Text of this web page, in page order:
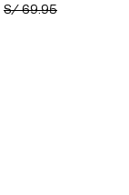
ORIGINAL PRICE:
S/ 69.95